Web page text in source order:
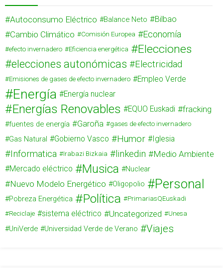
Autoconsumo Eléctrico Balance Neto Bilbao
Cambio Climático Comisión Europea Economía
efecto invernadero Eficiencia energética Elecciones
elecciones autonómicas Electricidad
Emisiones de gases de efecto invernadero Empleo Verde
Energía Energía nuclear
Energías Renovables EQUO Euskadi fracking
fuentes de energía Garoña gases de efecto invernadero
Gas Natural Gobierno Vasco Humor Iglesia
Informatica Irabazi Bizkaia linkedin Medio Ambiente
Mercado eléctrico Musica Nuclear
Nuevo Modelo Energético Oligopolio Personal
Pobreza Energética Política
PrimariasQEuskadi
Reciclaje
sistema eléctrico Uncategorized Unesa
UniVerde Universidad Verde de Verano Viajes